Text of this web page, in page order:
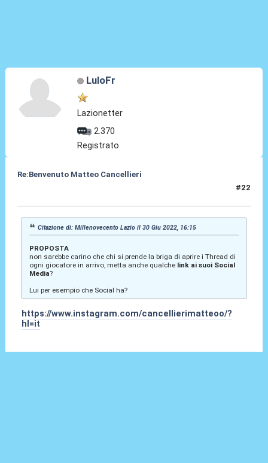
LuloFr
Lazionetter
2.370
Registrato
Re:Benvenuto Matteo Cancellieri
#22
Citazione di: Millenovecento Lazio il 30 Giu 2022, 16:15
PROPOSTA
non sarebbe carino che chi si prende la briga di aprire i Thread di
ogni giocatore in arrivo, metta anche qualche link ai suoi Social
Media?
Lui per esempio che Social ha?
https://www.instagram.com/cancellierimatteoo/?
hl=it